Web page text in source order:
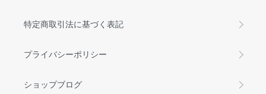
特定商取引法に基づく表記
プライバシーポリシー
ショップブログ